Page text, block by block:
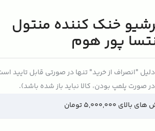
خنک‌ کننده منتول
پور هوم
"انصراف از خرید" تنها در صورتی قابل تایید
صورت پلمپ بودن، کالا نباید باز شده باشد).
5,000,000 تومان